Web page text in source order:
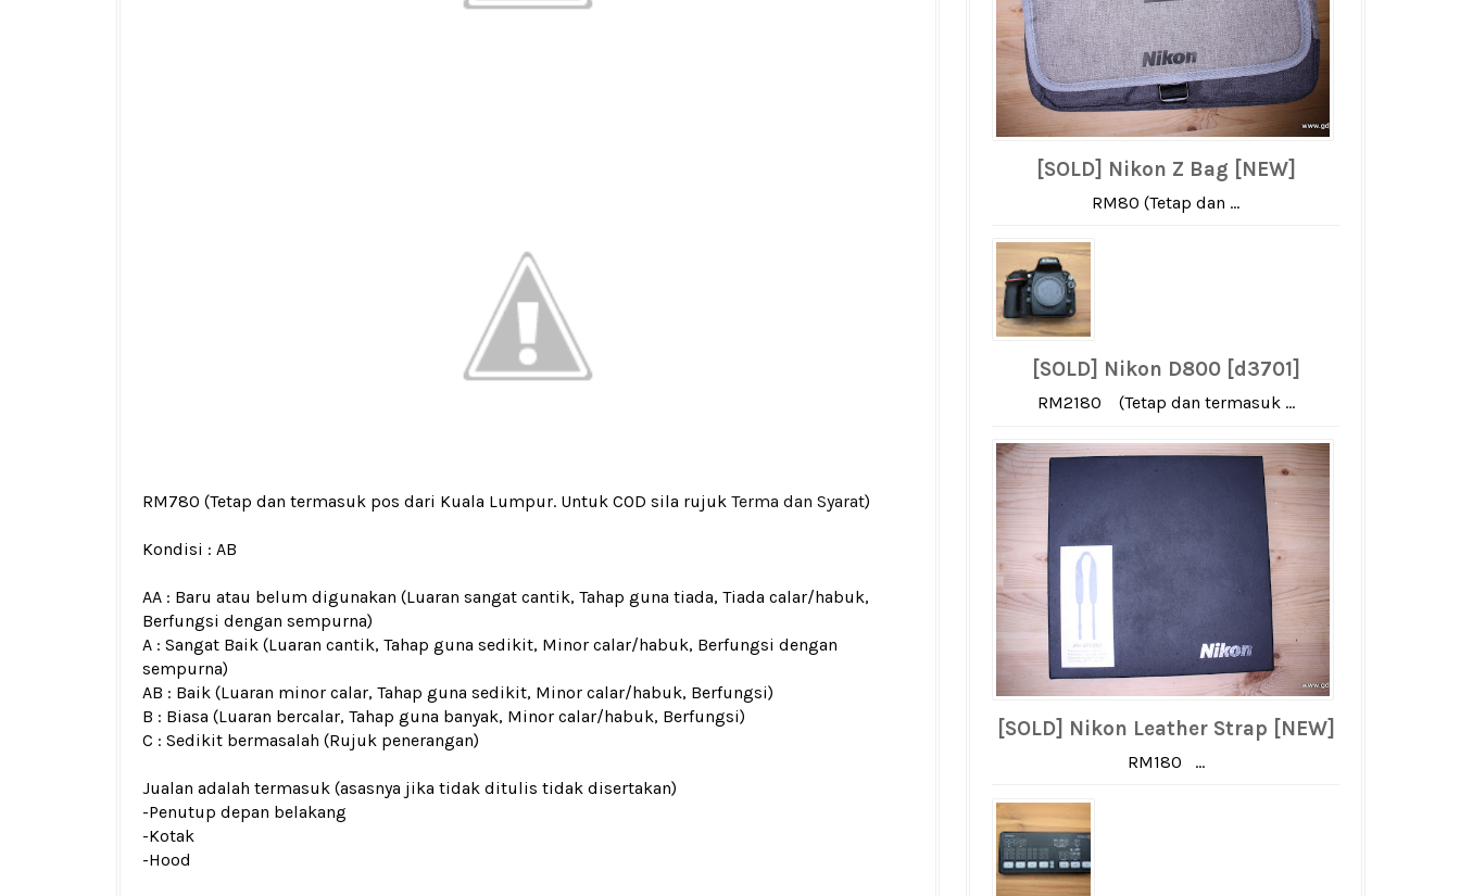
RM780 (Tetap dan termasuk pos dari Kuala Lumpur. Untuk COD sila rujuk Terma dan Syarat)
Kondisi : AB
AA : Baru atau belum digunakan (Luaran sangat cantik, Tahap guna tiada, Tiada calar/habuk,
Berfungsi dengan sempurna)
A : Sangat Baik (Luaran cantik, Tahap guna sedikit, Minor calar/habuk, Berfungsi dengan
sempurna)
AB : Baik (Luaran minor calar, Tahap guna sedikit, Minor calar/habuk, Berfungsi)
B : Biasa (Luaran bercalar, Tahap guna banyak, Minor calar/habuk, Berfungsi)
C : Sedikit bermasalah (Rujuk penerangan)
Jualan adalah termasuk (asasnya jika tidak ditulis tidak disertakan)
-Penutup depan belakang
-Kotak
-Hood
[SOLD] Nikon Z Bag [NEW]
RM80 (Tetap dan ...
[SOLD] Nikon D800 [d3701]
RM2180 (Tetap dan termasuk ...
[SOLD] Nikon Leather Strap [NEW]
RM180 ...